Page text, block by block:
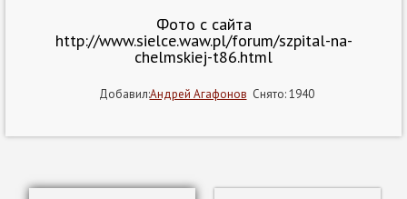
Фото с сайта
http://www.sielce.waw.pl/forum/szpital-na-
chelmskiej-t86.html
Добавил:Андрей Агафонов Снято: 1940